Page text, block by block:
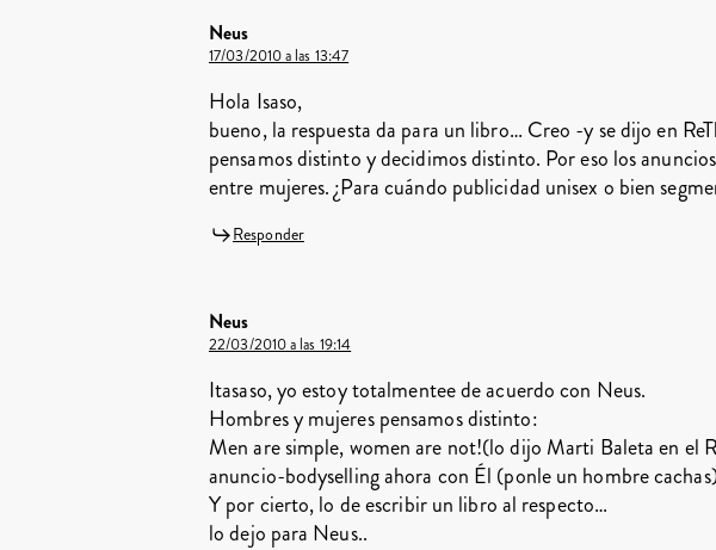
Neus
17/03/2010 a las 13:47
Hola Isaso,
bueno, la respuesta da para un libro… Creo -y se dijo en
pensamos distinto y decidimos distinto. Por eso los
entre mujeres. ¿Para cuándo publicidad unisex o bien
Responder
Neus
22/03/2010 a las 19:14
Itasaso, yo estoy totalmentee de acuerdo con Neus.
Hombres y mujeres pensamos distinto:
Men are simple, women are not!(lo dijo Marti Baleta en el
anuncio-bodyselling ahora con Él (ponle un hombre
Y por cierto, lo de escribir un libro al respecto…
lo dejo para Neus..